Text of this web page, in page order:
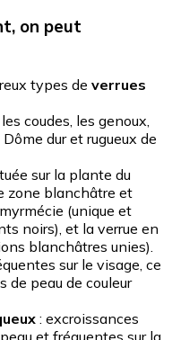
on peut
types de verrues
les coudes, les genoux,
dur et rugueux de
sur la plante du
zone blanchâtre et
(unique et
noirs), et la verrue en
blanchâtres unies).
sur le visage, ce
de peau de couleur
: excroissances